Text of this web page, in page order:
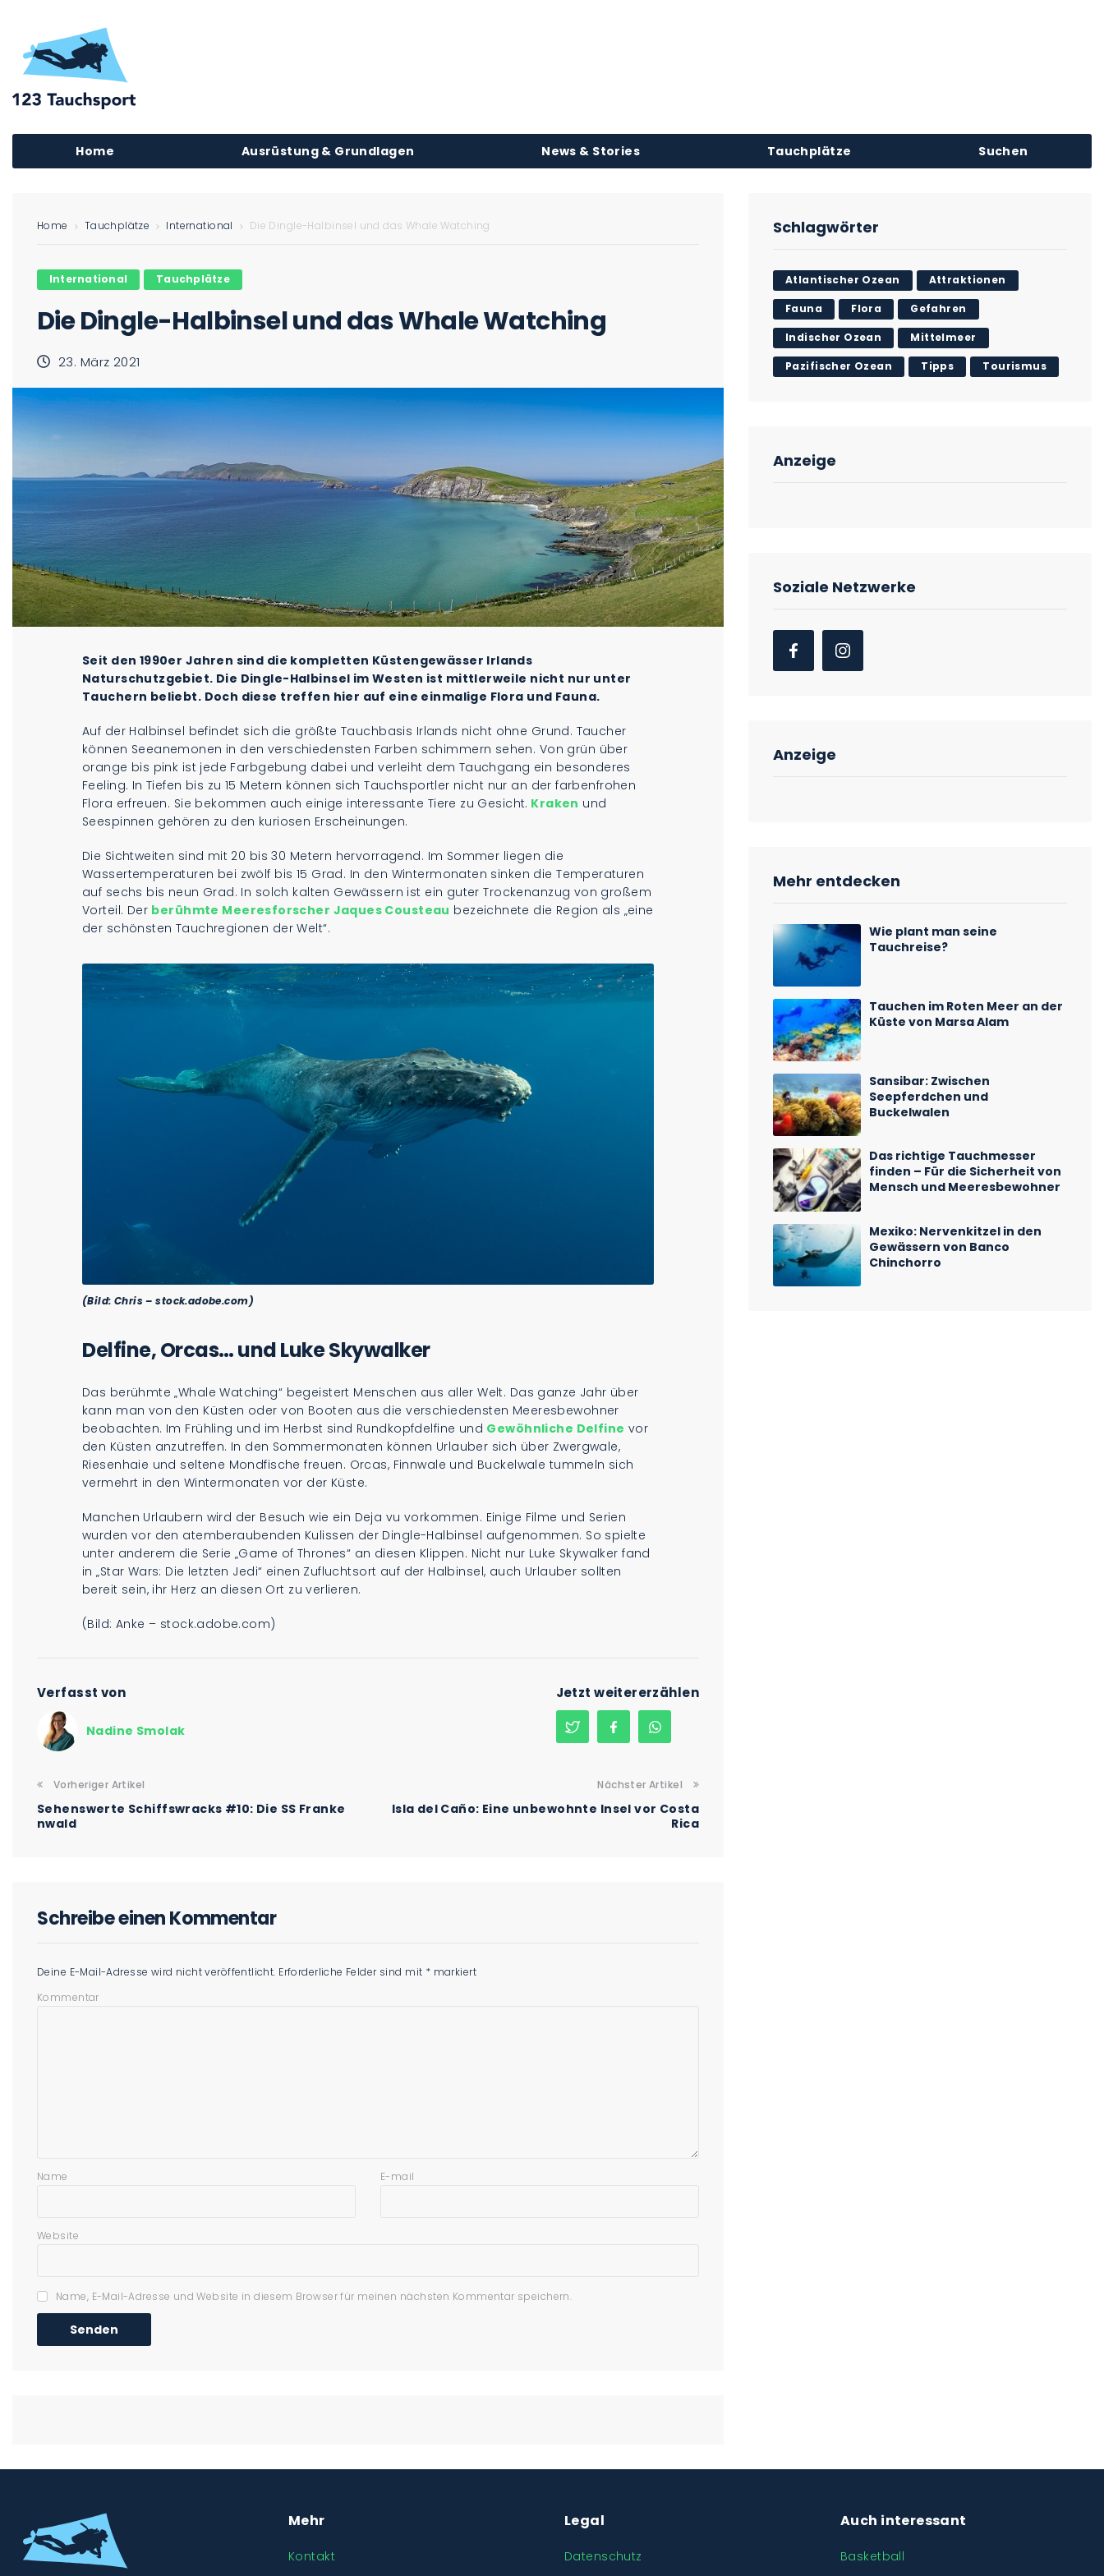
Home Ausrüstung & Grundlagen News & Stories Tauchplätze Suchen
Home Tauchplätze International Die Dingle-Halbinsel und das Whale Watching
International Tauchplätze
Die Dingle-Halbinsel und das Whale Watching
23. März 2021
Seit den 1990er Jahren sind die kompletten Küstengewässer Irlands
Naturschutzgebiet. Die Dingle-Halbinsel im Westen ist mittlerweile nicht nur unter
Tauchern beliebt. Doch diese treffen hier auf eine einmalige Flora und Fauna.
Auf der Halbinsel befindet sich die größte Tauchbasis Irlands nicht ohne Grund. Taucher
können Seeanemonen in den verschiedensten Farben schimmern sehen. Von grün über
orange bis pink ist jede Farbgebung dabei und verleiht dem Tauchgang ein besonderes
Feeling. In Tiefen bis zu 15 Metern können sich Tauchsportler nicht nur an der farbenfrohen
Flora erfreuen. Sie bekommen auch einige interessante Tiere zu Gesicht. Kraken und
Seespinnen gehören zu den kuriosen Erscheinungen.
Die Sichtweiten sind mit 20 bis 30 Metern hervorragend. Im Sommer liegen die
Wassertemperaturen bei zwölf bis 15 Grad. In den Wintermonaten sinken die Temperaturen
auf sechs bis neun Grad. In solch kalten Gewässern ist ein guter Trockenanzug von großem
Vorteil. Der berühmte Meeresforscher Jaques Cousteau bezeichnete die Region als „eine
der schönsten Tauchregionen der Welt“.
(Bild: Chris – stock.adobe.com)
Delfine, Orcas… und Luke Skywalker
Das berühmte „Whale Watching“ begeistert Menschen aus aller Welt. Das ganze Jahr über
kann man von den Küsten oder von Booten aus die verschiedensten Meeresbewohner
beobachten. Im Frühling und im Herbst sind Rundkopfdelfine und Gewöhnliche Delfine vor
den Küsten anzutreffen. In den Sommermonaten können Urlauber sich über Zwergwale,
Riesenhaie und seltene Mondfische freuen. Orcas, Finnwale und Buckelwale tummeln sich
vermehrt in den Wintermonaten vor der Küste.
Manchen Urlaubern wird der Besuch wie ein Deja vu vorkommen. Einige Filme und Serien
wurden vor den atemberaubenden Kulissen der Dingle-Halbinsel aufgenommen. So spielte
unter anderem die Serie „Game of Thrones“ an diesen Klippen. Nicht nur Luke Skywalker fand
in „Star Wars: Die letzten Jedi“ einen Zufluchtsort auf der Halbinsel, auch Urlauber sollten
bereit sein, ihr Herz an diesen Ort zu verlieren.
(Bild: Anke – stock.adobe.com)
Verfasst von
Nadine Smolak
Jetzt weitererzählen
Vorheriger Artikel
Sehenswerte Schiffswracks #10: Die SS Franke
nwald
Nächster Artikel
Isla del Caño: Eine unbewohnte Insel vor Costa
Rica
Schreibe einen Kommentar
Deine E-Mail-Adresse wird nicht veröffentlicht. Erforderliche Felder sind mit * markiert
Kommentar
Name E-mail
Website
Name, E-Mail-Adresse und Website in diesem Browser für meinen nächsten Kommentar speichern.
Schlagwörter
Atlantischer Ozean Attraktionen
Fauna Flora Gefahren
Indischer Ozean Mittelmeer
Pazifischer Ozean Tipps Tourismus
Anzeige
Soziale Netzwerke
Anzeige
Mehr entdecken
Wie plant man seine
Tauchreise?
Tauchen im Roten Meer an der
Küste von Marsa Alam
Sansibar: Zwischen
Seepferdchen und
Buckelwalen
Das richtige Tauchmesser
finden – Für die Sicherheit von
Mensch und Meeresbewohner
Mexiko: Nervenkitzel in den
Gewässern von Banco
Chinchorro
Mehr
Kontakt
Legal
Datenschutz
Auch interessant
Basketball